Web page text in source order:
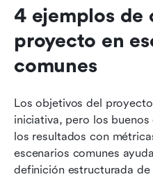
4 ejemplos de
proyecto en
comunes
Los objetivos del
iniciativa, pero los
los resultados con
escenarios comunes
definición estructurada